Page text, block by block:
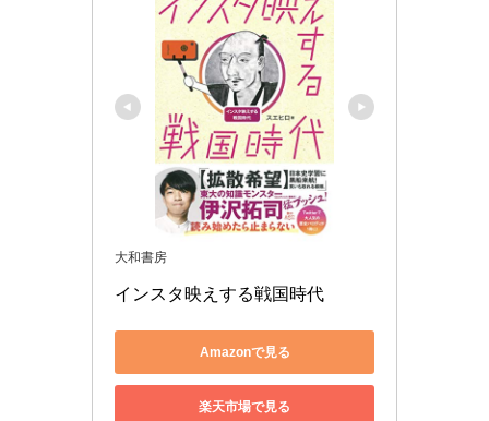
大和書房
インスタ映えする戦国時代
Amazonで見る
楽天市場で見る